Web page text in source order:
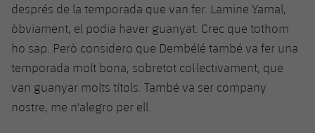
després de la temporada que van fer. Lamine Yamal,
òbviament, el podia haver guanyat. Crec que tothom
ho sap. Però considero que Dembélé també va fer una
temporada molt bona, sobretot col·lectivament, que
van guanyar molts títols. També va ser company
nostre, me n'alegro per ell.